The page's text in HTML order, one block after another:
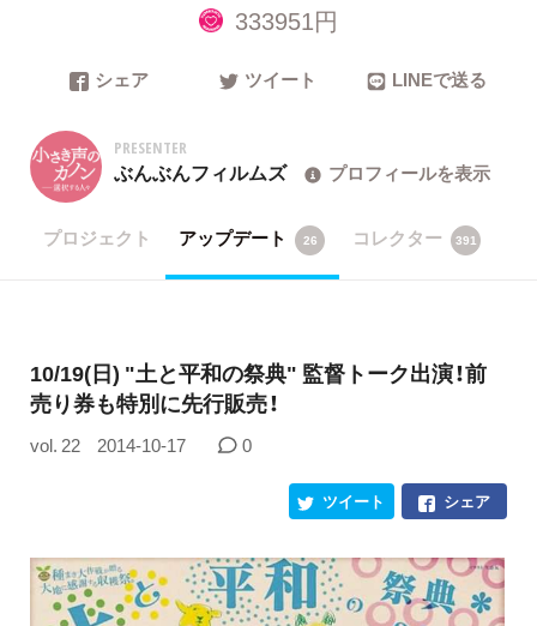
333951円
シェア ツイート LINEで送る
PRESENTER
ぶんぶんフィルムズ プロフィールを表示
プロジェクト アップデート 26 コレクター 391
10/19(日) "土と平和の祭典" 監督トーク出演！前
売り券も特別に先行販売！
vol. 22 2014-10-17 0
シェア
ツイート